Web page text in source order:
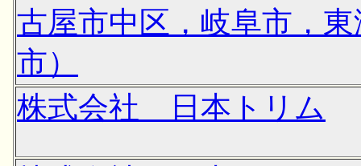
古屋市中区，岐阜市，東
市）
株式会社 日本トリム